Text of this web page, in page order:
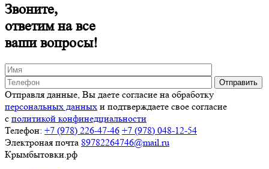
Звоните,
ответим на все
ваши вопросы!
Отправля данные, Вы даете согласие на обработку
персональных данных и подтверждаете свое согласие
с политикой конфинедциальности
Телефон: +7 (978) 226-47-46 +7 (978) 048-12-54
Электроная почта 89782264746@mail.ru
Крымбытовки.рф